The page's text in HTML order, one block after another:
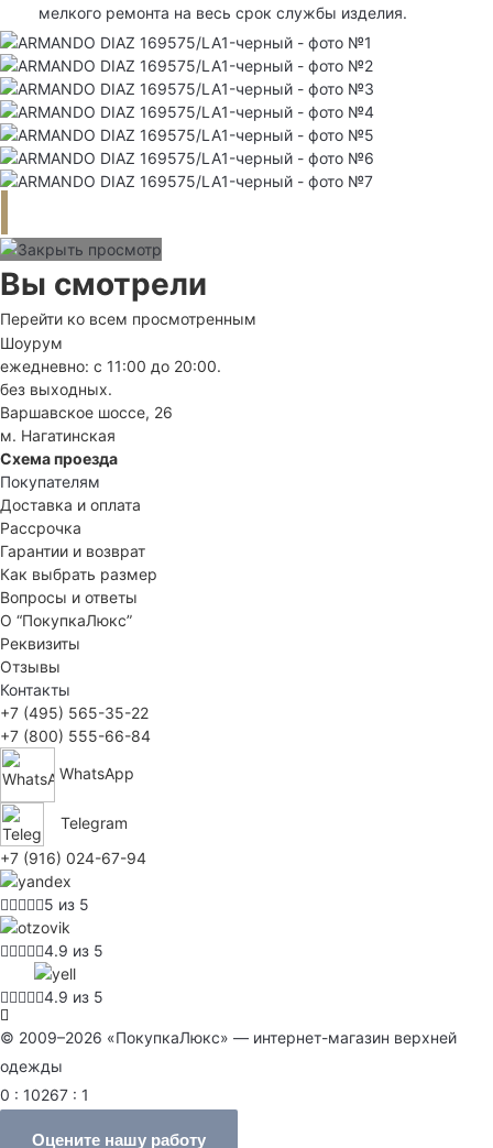
мелкого ремонта на весь срок службы изделия.
Вы смотрели
Перейти ко всем просмотренным
Шоурум
ежедневно: с 11:00 до 20:00.
без выходных.
Варшавское шоссе, 26
м. Нагатинская
Схема проезда
Покупателям
Доставка и оплата
Рассрочка
Гарантии и возврат
Как выбрать размер
Вопросы и ответы
О “ПокупкаЛюкс”
Реквизиты
Отзывы
Контакты
+7 (495) 565-35-22
+7 (800) 555-66-84
WhatsApp
Telegram
+7 (916) 024-67-94
5 из 5
4.9 из 5
4.9 из 5
© 2009–2026 «ПокупкаЛюкс» — интернет-магазин верхней
одежды
0 : 10267 : 1
Оцените нашу работу